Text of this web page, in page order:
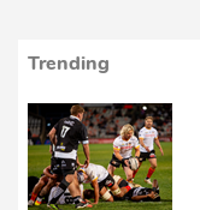
Trending